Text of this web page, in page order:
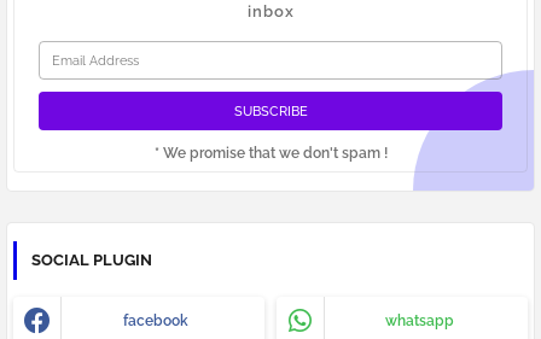
inbox
* We promise that we don't spam !
SOCIAL PLUGIN
facebook whatsapp